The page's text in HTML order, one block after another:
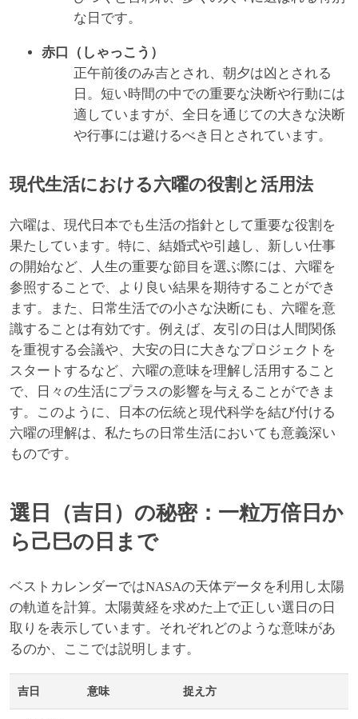
な日です。
赤口（しゃっこう）
正午前後のみ吉とされ、朝夕は凶とされる
日。短い時間の中での重要な決断や行動には
適していますが、全日を通じての大きな決断
や行事には避けるべき日とされています。
現代生活における六曜の役割と活用法
六曜は、現代日本でも生活の指針として重要な役割を
果たしています。特に、結婚式や引越し、新しい仕事
の開始など、人生の重要な節目を選ぶ際には、六曜を
参照することで、より良い結果を期待することができ
ます。また、日常生活での小さな決断にも、六曜を意
識することは有効です。例えば、友引の日は人間関係
を重視する会議や、大安の日に大きなプロジェクトを
スタートするなど、六曜の意味を理解し活用すること
で、日々の生活にプラスの影響を与えることができま
す。このように、日本の伝統と現代科学を結び付ける
六曜の理解は、私たちの日常生活においても意義深い
ものです。
選日（吉日）の秘密：一粒万倍日か
ら己巳の日まで
ベストカレンダーではNASAの天体データを利用し太陽
の軌道を計算。太陽黄経を求めた上で正しい選日の日
取りを表示しています。それぞれどのような意味があ
るのか、ここでは説明します。
吉日 意味 捉え方